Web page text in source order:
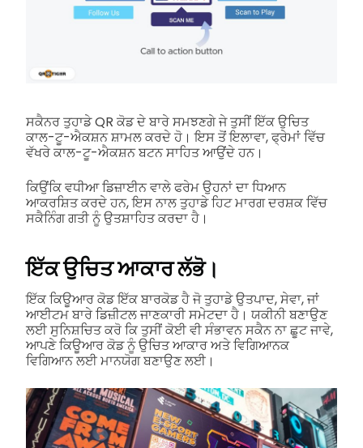
ਸਕੈਨਰ ਤੁਹਾਡੇ QR ਕੋਡ ਦੇ ਬਾਰੇ ਸਮਝਣਗੇ ਜੇ ਤੁਸੀਂ ਇੱਕ ਉਚਿਤ
ਕਾਲ-ਟੂ-ਐਕਸ਼ਨ ਸ਼ਾਮਲ ਕਰਦੇ ਹੋ। ਇਸ ਤੋਂ ਇਲਾਵਾ, ਫ੍ਰੇਮਾਂ ਵਿੱਚ
ਵੱਖਰੇ ਕਾਲ-ਟੂ-ਐਕਸ਼ਨ ਬਟਨ ਸਾਹਿਤ ਆਉਂਦੇ ਹਨ।
ਕਿਉਂਕਿ ਵਧੀਆ ਡਿਜ਼ਾਈਨ ਵਾਲੇ ਫਰੇਮ ਉਹਨਾਂ ਦਾ ਧਿਆਨ
ਆਕਰਸ਼ਿਤ ਕਰਦੇ ਹਨ, ਇਸ ਨਾਲ ਤੁਹਾਡੇ ਹਿਟ ਮਾਰਗ ਦਰਸ਼ਕ ਵਿੱਚ
ਸਕੈਨਿੰਗ ਗਤੀ ਨੂੰ ਉਤਸ਼ਾਹਿਤ ਕਰਦਾ ਹੈ।
ਇੱਕ ਉਚਿਤ ਆਕਾਰ ਲੱਭੋ।
ਇੱਕ ਕਿਊਆਰ ਕੋਡ ਇੱਕ ਬਾਰਕੋਡ ਹੈ ਜੋ ਤੁਹਾਡੇ ਉਤਪਾਦ, ਸੇਵਾ, ਜਾਂ
ਆਈਟਮ ਬਾਰੇ ਡਿਜ਼ੀਟਲ ਜਾਣਕਾਰੀ ਸਮੇਟਦਾ ਹੈ। ਯਕੀਨੀ ਬਣਾਉਣ
ਲਈ ਸੁਨਿਸ਼ਚਿਤ ਕਰੋ ਕਿ ਤੁਸੀਂ ਕੋਈ ਵੀ ਸੰਭਾਵਨ ਸਕੈਨ ਨਾ ਛੂਟ ਜਾਵੇ,
ਆਪਣੇ ਕਿਊਆਰ ਕੋਡ ਨੂੰ ਉਚਿਤ ਆਕਾਰ ਅਤੇ ਵਿਗਿਆਨਕ
ਵਿਗਿਆਨ ਲਈ ਮਾਨਯੋਗ ਬਣਾਉਣ ਲਈ।